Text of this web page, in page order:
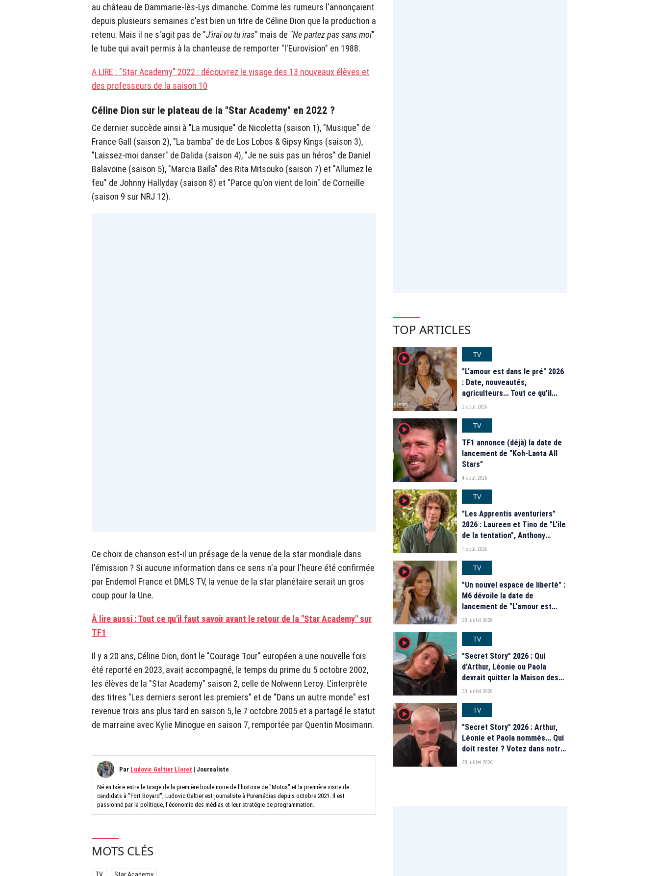
au château de Dammarie-lès-Lys dimanche. Comme les rumeurs l'annonçaient
depuis plusieurs semaines c'est bien un titre de Céline Dion que la production a
retenu. Mais il ne s'agit pas de "J'irai ou tu iras" mais de "Ne partez pas sans moi"
le tube qui avait permis à la chanteuse de remporter "l'Eurovision" en 1988.
A LIRE : "Star Academy" 2022 : découvrez le visage des 13 nouveaux élèves et
des professeurs de la saison 10
Céline Dion sur le plateau de la "Star Academy" en 2022 ?
Ce dernier succède ainsi à "La musique" de Nicoletta (saison 1), "Musique" de
France Gall (saison 2), "La bamba" de de Los Lobos & Gipsy Kings (saison 3),
"Laissez-moi danser" de Dalida (saison 4), "Je ne suis pas un héros" de Daniel
Balavoine (saison 5), "Marcia Baïla" des Rita Mitsouko (saison 7) et "Allumez le
feu" de Johnny Hallyday (saison 8) et "Parce qu'on vient de loin" de Corneille
(saison 9 sur NRJ 12).
Ce choix de chanson est-il un présage de la venue de la star mondiale dans
l'émission ? Si aucune information dans ce sens n'a pour l'heure été confirmée
par Endemol France et DMLS TV, la venue de la star planétaire serait un gros
coup pour la Une.
À lire aussi : Tout ce qu'il faut savoir avant le retour de la "Star Academy" sur
TF1
Il y a 20 ans, Céline Dion, dont le "Courage Tour" européen a une nouvelle fois
été reporté en 2023, avait accompagné, le temps du prime du 5 octobre 2002,
les élèves de la "Star Academy" saison 2, celle de Nolwenn Leroy. L'interprète
des titres "Les derniers seront les premiers" et de "Dans un autre monde" est
revenue trois ans plus tard en saison 5, le 7 octobre 2005 et a partagé le statut
de marraine avec Kylie Minogue en saison 7, remportée par Quentin Mosimann.
Par Ludovic Galtier Lloret | Journaliste
Né en Isère entre le tirage de la première boule noire de l'histoire de "Motus" et la première visite de
candidats à "Fort Boyard", Ludovic Galtier est journaliste à Puremédias depuis octobre 2021. Il est
passionné par la politique, l'économie des médias et leur stratégie de programmation.
MOTS CLÉS
TOP ARTICLES
player2
TV
"L'amour est dans le pré" 2026
: Date, nouveautés,
agriculteurs… Tout ce qu'il
faut savoir sur la saison 21 du
2 août 2026
player2
TV
TF1 annonce (déjà) la date de
lancement de "Koh-Lanta All
Stars"
4 août 2026
player2
TV
"Les Apprentis aventuriers"
2026 : Laureen et Tino de "L'île
de la tentation", Anthony
Matéo, Jade Leboeuf... Le
de la télé-réalité de W9
1 août 2026
player2
TV
"Un nouvel espace de liberté" :
M6 dévoile la date de
lancement de "L'amour est
dans le pré" 2026 et une
Le Marchand
28 juillet 2026
player2
TV
"Secret Story" 2026 : Qui
d'Arthur, Léonie ou Paola
devrait quitter la Maison des
secrets ce soir ? Les
30 juillet 2026
player2
TV
"Secret Story" 2026 : Arthur,
Léonie et Paola nommés... Qui
doit rester ? Votez dans notre
sondage
28 juillet 2026